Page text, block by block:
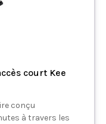
court Kee
conçu
à travers les